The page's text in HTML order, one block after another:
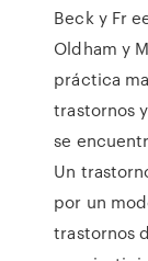
Beck y Fr
Oldham y
práctica
trastornos
se
Un
por un
trastornos